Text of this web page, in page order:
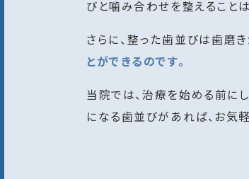
びと噛み合わせを整えること
さらに、整った歯並びは歯磨
とができるのです。
当院では、治療を始める前に
になる歯並びがあれば、お気